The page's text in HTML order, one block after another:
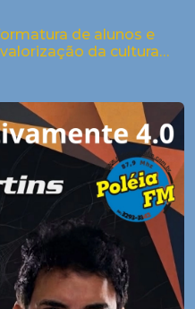
de alunos e
da cultura